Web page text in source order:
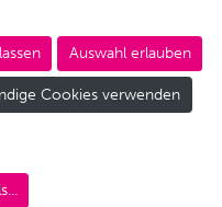
ist, zusätzlich zu den
erhältlich,
Schnitten für Frauen
und hoher
Auswahl erlauben
Cookies verwenden